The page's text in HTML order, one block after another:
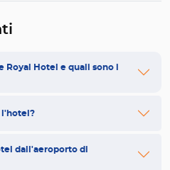
Royal Hotel e quali sono i
l'hotel?
dall'aeroporto di